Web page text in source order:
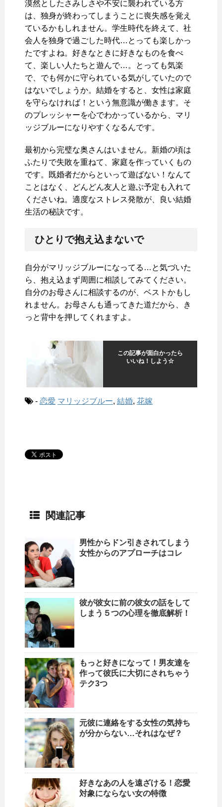
漠然としたさみしさや不安に襲われている方
は、独身が終わってしまうことに喪失感を覚え
ているかもしれません。学生時代を終えて、社
会人を独身で過ごした時代…とっても楽しかっ
たですよね。好きなときに好きなものを食べ
て、楽しい人たちと遊んで…。とっても気楽
で、でも何かに守られている気がしていたので
はないでしょうか。結婚をすると、女性は家庭
を守らなければ！という無意識が働きます。そ
のプレッシャーを心でわかっているから、マリ
ッジブルーになりやすくなるんです。
最初から完璧な奥さんはいません。新婚の頃は
ふたりで失敗を重ねて、家庭を作っていくもの
です。既婚者だからといって遊ばない！なんて
ことはなく、どんどん友人と遊ぶ予定も入れて
くださいね。適度なストレス発散が、良い結婚
生活の秘訣です。
ひとりで抱え込まないで
自分がマリッジブルーになってる…と気づいた
ら、抱え込まず周囲に相談してみてください。
自分のお母さんに相談するのが、ベストかもし
れません。お母さんも通ってきた道だから、き
っと背中を押してくれますよ。
この記事が面白かったら
いいね！しよう☆
- 恋愛 マリッジブルー, 結婚, 花嫁
関連記事
男性からドン引きされてしまう
女性からのアプローチはコレ
彼が彼女に前の彼女の話をして
しまう５つの心理を徹底解析！
もっと好きになって！男友達を
作って彼氏に大切にされちゃう
テク3つ
元彼に連絡をする女性の気持ち
が分からない…それはなぜ？
好きなあの人を遠ざける！恋愛
対象にならない女の特徴